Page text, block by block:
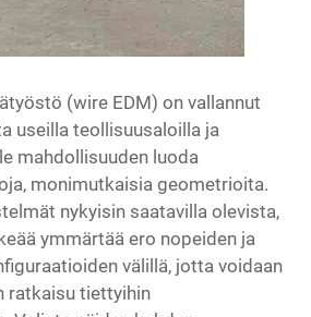
(wire EDM) on vallannut
useilla teollisuusaloilla ja
mahdollisuuden luoda
monimutkaisia geometrioita.
nykyisin saatavilla olevista,
ymmärtää ero nopeiden ja
välillä, jotta voidaan
ratkaisu tiettyihin